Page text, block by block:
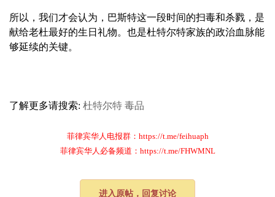
所以，我们才会认为，巴斯特这一段时间的扫毒和杀戮，是
献给老杜最好的生日礼物。也是杜特尔特家族的政治血脉能
够延续的关键。
了解更多请搜索: 杜特尔特 毒品
菲律宾华人电报群：https://t.me/feihuaph
菲律宾华人必备频道：https://t.me/FHWMNL
进入原帖，回复讨论